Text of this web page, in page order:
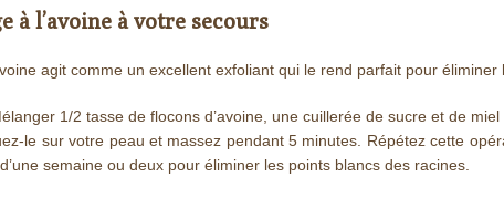
à l’avoine à votre secours
agit comme un excellent exfoliant qui le rend parfait pour éliminer
1/2 tasse de flocons d’avoine, une cuillerée de sucre et de
le sur votre peau et massez pendant 5 minutes. Répétez cette
semaine ou deux pour éliminer les points blancs des racines.